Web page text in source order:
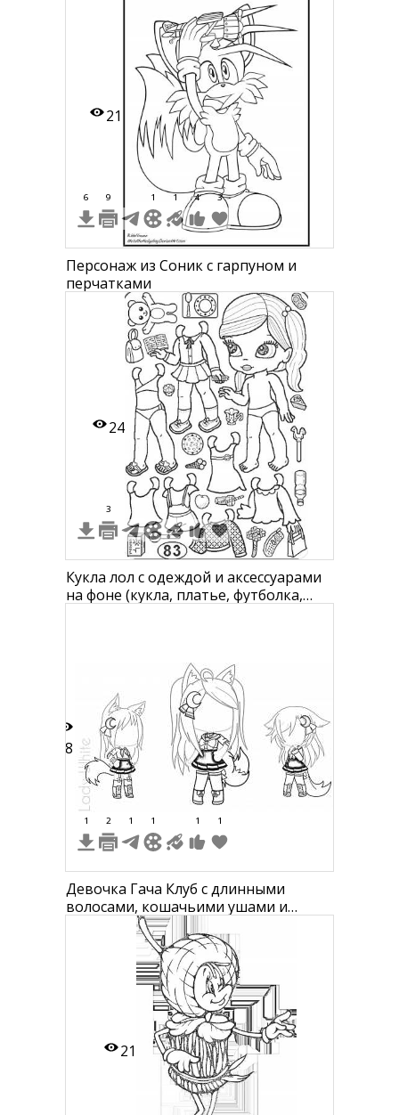
21
6 9 1 1 4 3
Персонаж из Соник с гарпуном и
перчатками
24
3
Кукла лол с одеждой и аксессуарами
на фоне (кукла, платье, футболка,
18
1 2 1 1 1 1
Девочка Гача Клуб с длинными
волосами, кошачьими ушами и
хвостом, в школьной форме и
ботинках, вид спереди и сзади
21